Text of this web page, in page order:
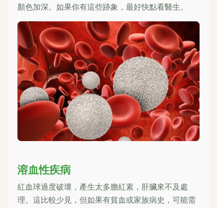
顏色加深。如果你有這些跡象，最好快點看醫生。
溶血性疾病
紅血球過度破壞，產生太多膽紅素，肝臟來不及處
理。這比較少見，但如果有貧血或家族病史，可能需